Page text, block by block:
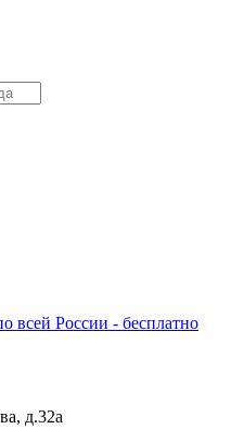
всей России - бесплатно
д.32а